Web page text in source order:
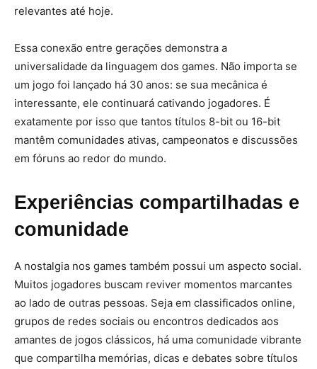
relevantes até hoje.
Essa conexão entre gerações demonstra a
universalidade da linguagem dos games. Não importa se
um jogo foi lançado há 30 anos: se sua mecânica é
interessante, ele continuará cativando jogadores. É
exatamente por isso que tantos títulos 8-bit ou 16-bit
mantêm comunidades ativas, campeonatos e discussões
em fóruns ao redor do mundo.
Experiências compartilhadas e
comunidade
A nostalgia nos games também possui um aspecto social.
Muitos jogadores buscam reviver momentos marcantes
ao lado de outras pessoas. Seja em classificados online,
grupos de redes sociais ou encontros dedicados aos
amantes de jogos clássicos, há uma comunidade vibrante
que compartilha memórias, dicas e debates sobre títulos